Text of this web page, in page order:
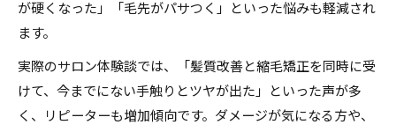
が硬くなった」「毛先がパサつく」といった悩みも軽減され
ます。
実際のサロン体験談では、「髪質改善と縮毛矯正を同時に受
けて、今までにない手触りとツヤが出た」といった声が多
く、リピーターも増加傾向です。ダメージが気になる方や、